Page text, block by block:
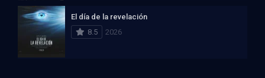
El día de la revelación
8.5
2026